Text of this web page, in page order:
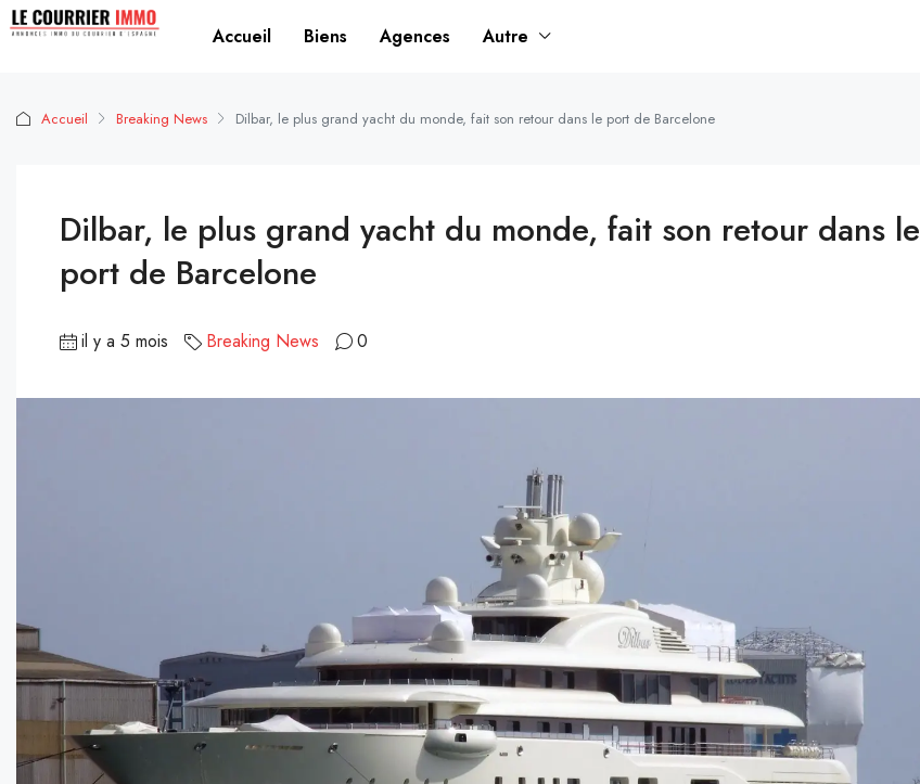
Accueil Biens Agences Autre
Accueil Breaking News Dilbar, le plus grand yacht du monde, fait son retour dans le port de Barcelone
Dilbar, le plus grand yacht du monde, fait son retour dans le
port de Barcelone
il y a 5 mois Breaking News 0